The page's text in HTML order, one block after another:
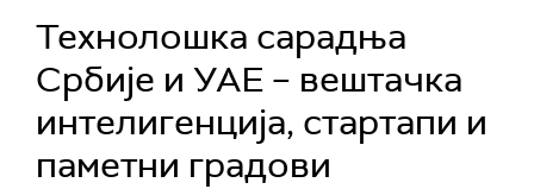
Технолошка сарадња
Србије и УАЕ – вештачка
интелигенција, стартапи и
паметни градови